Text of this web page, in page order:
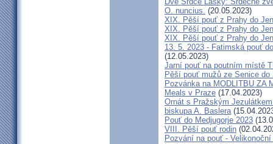
O. nuncius. (20.05.2023)
XIX. Pěší pouť z Prahy do
XIX. Pěší pouť z Prahy do
XIX. Pěší pouť z Prahy do
13. 5. 2023 - Fatimská pouť
(12.05.2023)
Jarní pouť na poutním místě
Pěší pouť mužů ze Senice do
Pozvánka na MODLITBU ZA
Meals v Praze (17.04.2023)
Ornát s Pražským
biskupa A. Baslera
Pouť do Medjugorje 2023
VIII. Pěší pouť rodin
Pozvání na pouť -